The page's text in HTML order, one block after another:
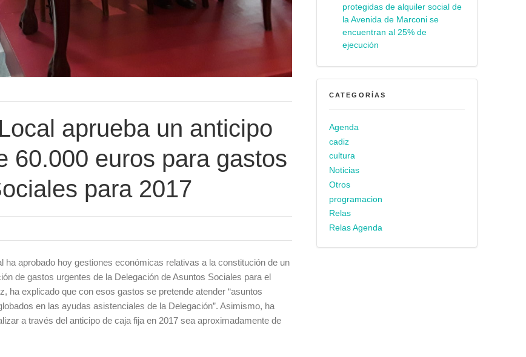
aprueba un anticipo
60.000 euros para gastos
para 2017
ha aprobado hoy gestiones económicas relativas a la constitución de un
de gastos urgentes de la Delegación de Asuntos Sociales para el
ha explicado que con esos gastos se pretende atender “asuntos
en las ayudas asistenciales de la Delegación”. Asimismo, ha
a través del anticipo de caja fija en 2017 sea aproximadamente de
protegidas de alquiler social de
la Avenida de Marconi se
encuentran al 25% de
ejecución
CATEGORÍAS
Agenda
cadiz
cultura
Noticias
Otros
programacion
Relas
Relas Agenda